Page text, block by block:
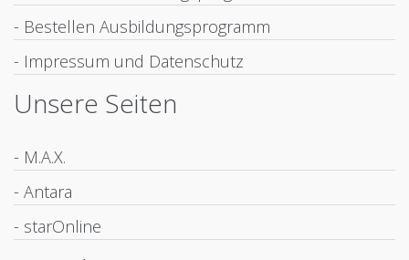
- Bestellen Ausbildungsprogramm
- Impressum und Datenschutz
Unsere Seiten
- M.A.X.
- Antara
- starOnline